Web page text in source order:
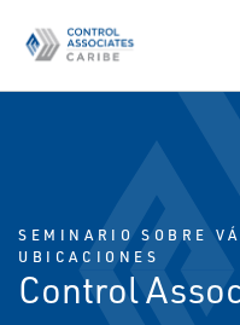
SEMINARIO SOBRE
UBICACIONES
Control